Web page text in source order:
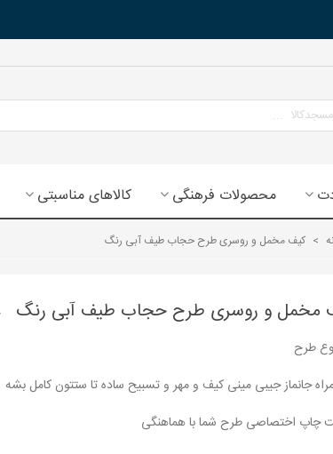
محصولات فرهنگی کالاهای مناسبتی
> کیف مخمل و روسری طرح حجاب طیف آبی رنگ
مخمل و روسری طرح حجاب طیف آبی رنگ
طرح
جانماز جیبی مینی کیف و مهر و تسبیح ساده تا ستتون کامل بشه
چاپ اختصاصی طرح شما با هماهنگی‌